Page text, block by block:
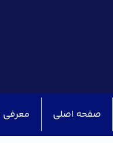
صفحه اصلی